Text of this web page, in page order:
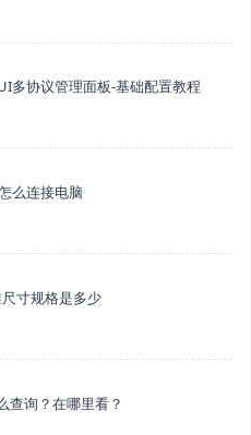
多协议管理面板-基础配置教程
么连接电脑
寸规格是多少
查询？在哪里看？